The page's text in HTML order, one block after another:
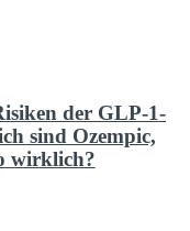
der GLP-1-
sind Ozempic,
wirklich?